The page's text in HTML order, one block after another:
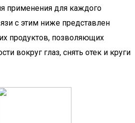
применения для каждого
с этим ниже представлен
продуктов, позволяющих
вокруг глаз, снять отек и круги